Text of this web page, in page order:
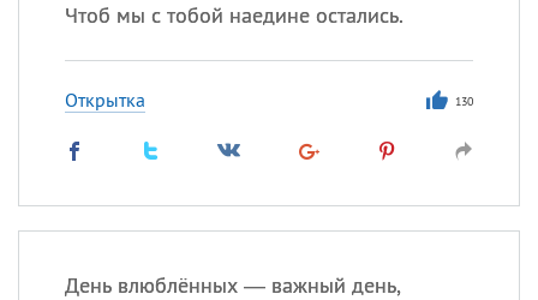
Чтоб мы с тобой наедине остались.
Открытка 130
День влюблённых — важный день,